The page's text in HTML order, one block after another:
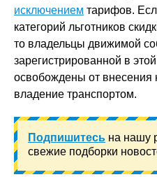
исключением тарифов.
категорий льготников
то владельцы движимой
зарегистрированной в
освобождены от внесения
владение транспортом.
Подпишитесь на нашу
свежие подборки